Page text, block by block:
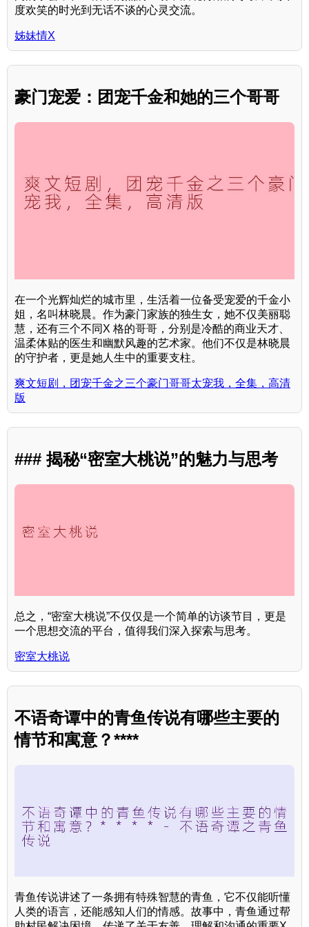
度欢笑的时光到无话不谈的心灵交流。
姊妹情X
豪门宠爱：团宠千金和她的三个哥哥
在一个光辉灿烂的城市里，生活着一位备受宠爱的千金小
姐，名叫林晓晨。作为豪门家族的独生女，她不仅美丽聪
慧，还有三个不同X 格的哥哥，分别是冷酷的商业天才、
温柔体贴的医生和幽默风趣的艺术家。他们不仅是林晓晨
的守护者，更是她人生中的重要支柱。
爽文短剧，团宠千金之三个豪门哥哥太宠我，全集，高清
版
### 揭秘“密室大桃说”的魅力与思考
总之，“密室大桃说”不仅仅是一个简单的访谈节目，更是
一个思想交流的平台，值得我们深入探索与思考。
密室大桃说
不语奇谭中的青鱼传说有哪些主要的
情节和寓意？****
青鱼传说讲述了一条拥有特殊智慧的青鱼，它不仅能听懂
人类的语言，还能感知人们的情感。故事中，青鱼通过帮